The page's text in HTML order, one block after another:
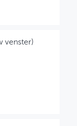
venster)